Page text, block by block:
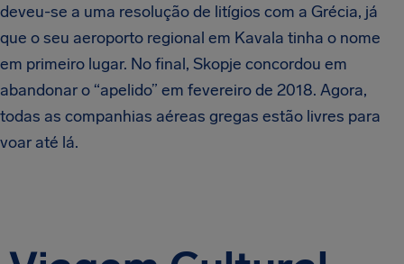
deveu-se a uma resolução de litígios com a Grécia, já
que o seu aeroporto regional em Kavala tinha o nome
em primeiro lugar. No final, Skopje concordou em
abandonar o “apelido” em fevereiro de 2018. Agora,
todas as companhias aéreas gregas estão livres para
voar até lá.